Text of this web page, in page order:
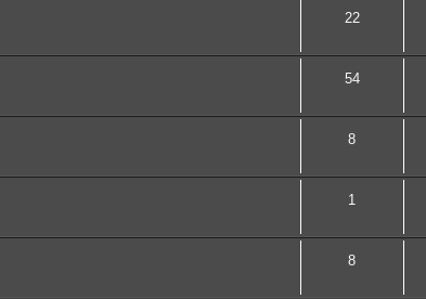
22
54
8
1
8